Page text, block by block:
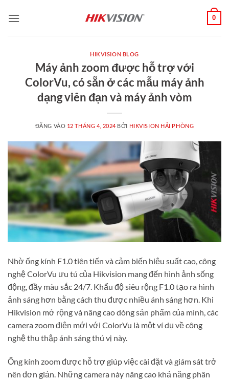
qua
0
HIKVISION BLOG
Máy ảnh zoom được hỗ trợ với
ColorVu, có sẵn ở các mẫu máy ảnh
dạng viên đạn và máy ảnh vòm
ĐĂNG VÀO 12 THÁNG 4, 2024 BỞI HIKVISION HẢI PHÒNG
Nhờ ống kính F1.0 tiên tiến và cảm biến hiệu suất cao, công
nghệ ColorVu ưu tú của Hikvision mang đến hình ảnh sống
động, đầy màu sắc 24/7. Khẩu độ siêu rộng F1.0 tạo ra hình
ảnh sáng hơn bằng cách thu được nhiều ánh sáng hơn. Khi
Hikvision mở rộng và nâng cao dòng sản phẩm của mình, các
camera zoom điện mới với ColorVu là một ví dụ về công
nghệ thu thập ánh sáng thú vị này.
Ống kính zoom được hỗ trợ giúp việc cài đặt và giám sát trở
nên đơn giản. Những camera này nâng cao khả năng phân